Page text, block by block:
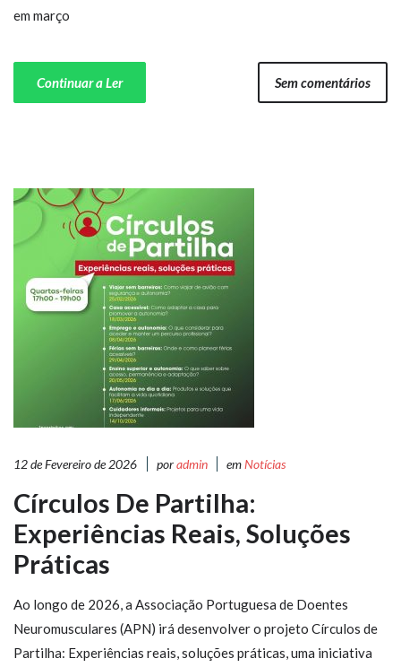
em março
Continuar a Ler Sem comentários
12 de Fevereiro de 2026 poradmin emNotícias
Círculos De Partilha:
Experiências Reais, Soluções
Práticas
Ao longo de 2026, a Associação Portuguesa de Doentes
Neuromusculares (APN) irá desenvolver o projeto Círculos de
Partilha: Experiências reais, soluções práticas, uma iniciativa